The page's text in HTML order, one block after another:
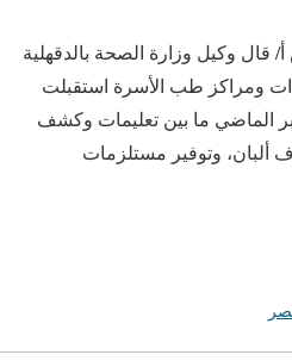
/أ ش أ/ قال وكيل وزارة الصحة بالدقهلية
ومراكز طب الأسرة استقبلت
الماضي ما بين تعليمات وكشف
ألبان، وتوفير مستلزمات